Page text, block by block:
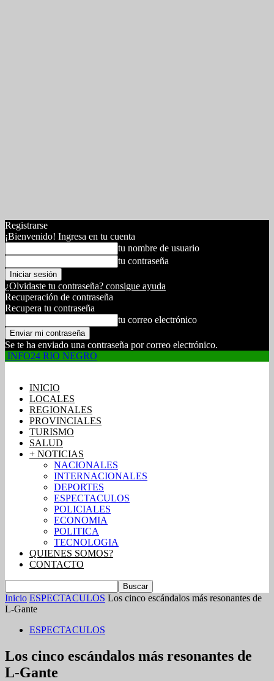
Registrarse
¡Bienvenido! Ingresa en tu cuenta
tu nombre de usuario
tu contraseña
¿Olvidaste tu contraseña? consigue ayuda
Recuperación de contraseña
Recupera tu contraseña
tu correo electrónico
Se te ha enviado una contraseña por correo electrónico.
INFO24 RIO NEGRO
INICIO
LOCALES
REGIONALES
PROVINCIALES
TURISMO
SALUD
+ NOTICIAS
NACIONALES
INTERNACIONALES
DEPORTES
ESPECTACULOS
POLICIALES
ECONOMIA
POLITICA
TECNOLOGIA
QUIENES SOMOS?
CONTACTO
Inicio ESPECTACULOS Los cinco escándalos más resonantes de
L-Gante
ESPECTACULOS
Los cinco escándalos más resonantes de
L-Gante